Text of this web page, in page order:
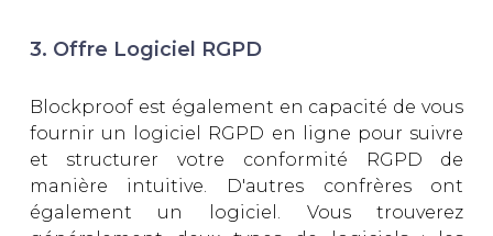
3. Offre Logiciel RGPD
Blockproof est également en capacité de vous
fournir un logiciel RGPD en ligne pour suivre
et structurer votre conformité RGPD de
manière intuitive. D'autres confrères ont
également un logiciel. Vous trouverez